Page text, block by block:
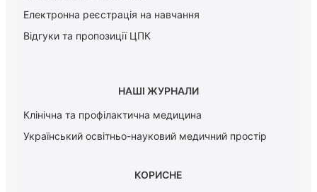
Електронна реєстрація на навчання
Відгуки та пропозиції ЦПК
НАШІ ЖУРНАЛИ
Клінічна та профілактична медицина
Український освітньо-науковий медичний простір
КОРИСНЕ